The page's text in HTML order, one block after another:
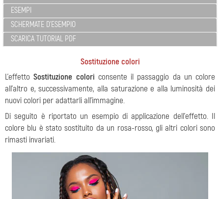
ESEMPI
SCHERMATE D'ESEMPIO
SCARICA TUTORIAL PDF
Sostituzione colori
L’effettoSostituzione colori consente il passaggio da un colore
all’altro e, successivamente, alla saturazione e alla luminosità dei
nuovi colori per adattarli all’immagine.
Di seguito è riportato un esempio di applicazione dell'effetto. Il
colore blu è stato sostituito da un rosa-rosso, gli altri colori sono
rimasti invariati.